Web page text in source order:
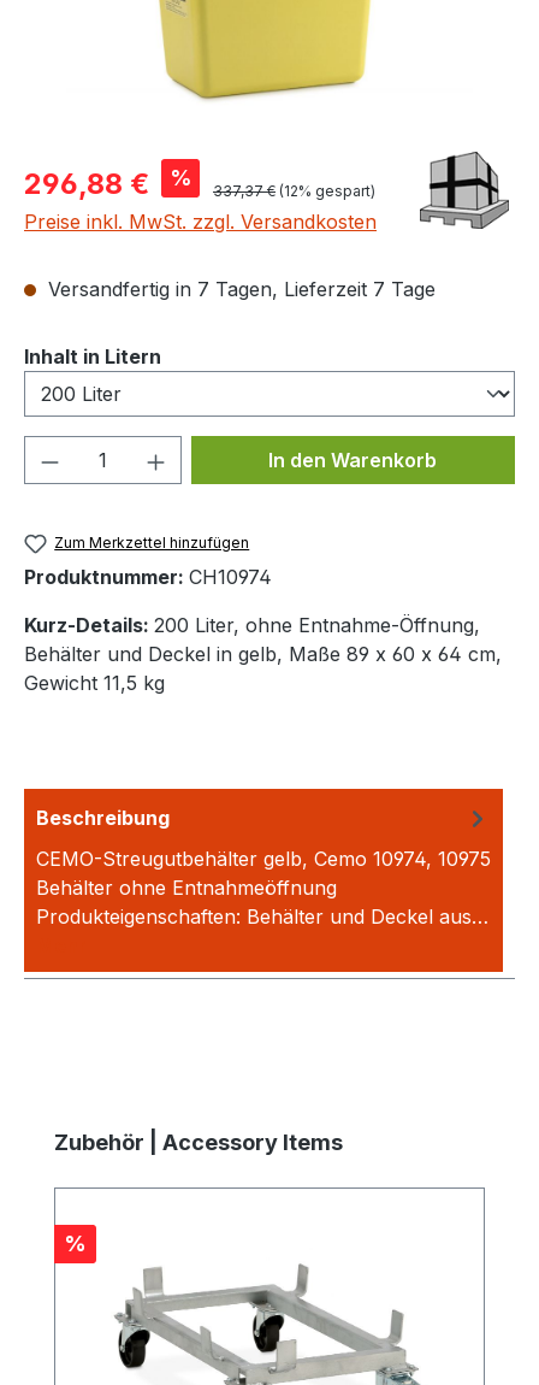
Verkaufspreis:
296,88 € % Regulärer Preis:
337,37 € (12% gespart)
Preise inkl. MwSt. zzgl. Versandkosten
Versandfertig in 7 Tagen, Lieferzeit 7 Tage
Inhalt in Litern
Produkt Anzahl: Gib denIn den Warenkorb
Zum Merkzettel hinzufügen
Produktnummer: CH10974
Kurz-Details: 200 Liter, ohne Entnahme-Öffnung,
Behälter und Deckel in gelb, Maße 89 x 60 x 64 cm,
Gewicht 11,5 kg
Beschreibung
CEMO-Streugutbehälter gelb, Cemo 10974, 10975
Behälter ohne Entnahmeöffnung
Produkteigenschaften: Behälter und Deckel aus…
Produktgalerie überspringen
Zubehör | Accessory Items
Rabatt
%